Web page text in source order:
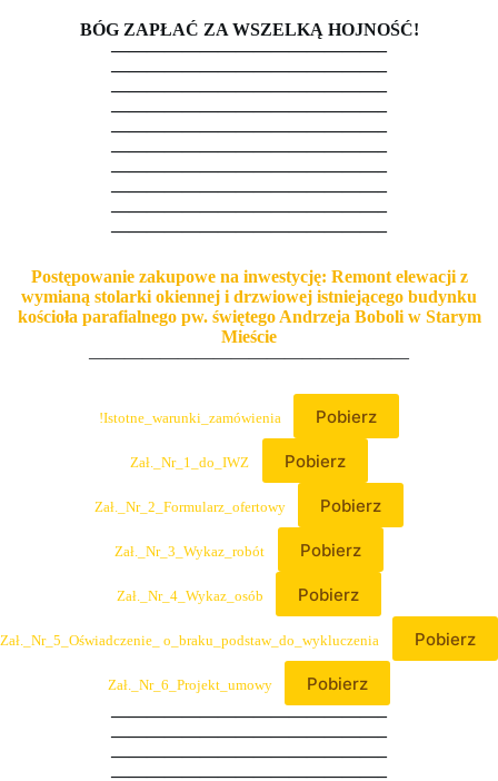
BÓG ZAPŁAĆ ZA WSZELKĄ HOJNOŚĆ!
———————————————–
———————————————–
———————————————–
———————————————–
———————————————–
———————————————–
———————————————–
———————————————–
———————————————–
———————————————–
Postępowanie zakupowe na inwestycję: Remont elewacji z
wymianą stolarki okiennej i drzwiowej istniejącego budynku
kościoła parafialnego pw. świętego Andrzeja Boboli w Starym
Mieście
——————————————————
!Istotne_warunki_zamówienia Pobierz
Zał._Nr_1_do_IWZ Pobierz
Zał._Nr_2_Formularz_ofertowy Pobierz
Zał._Nr_3_Wykaz_robót Pobierz
Zał._Nr_4_Wykaz_osób Pobierz
Zał._Nr_5_Oświadczenie_ o_braku_podstaw_do_wykluczenia Pobierz
Zał._Nr_6_Projekt_umowy Pobierz
———————————————–
———————————————–
———————————————–
———————————————–